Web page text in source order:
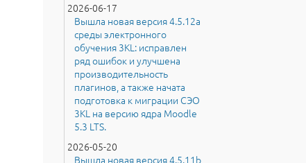
2026-06-17
Вышла новая версия 4.5.12a
среды электронного
обучения 3KL: исправлен
ряд ошибок и улучшена
производительность
плагинов, а также начата
подготовка к миграции СЭО
3KL на версию ядра Moodle
5.3 LTS.
2026-05-20
Вышла новая версия 4.5.11b